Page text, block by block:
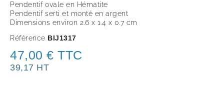
Pendentif ovale en Hématite
Pendentif serti et monté en argent
Dimensions environ 2.6 x 1.4 x 0.7 cm
Référence BIJ1317
47,00 € TTC
39,17 HT